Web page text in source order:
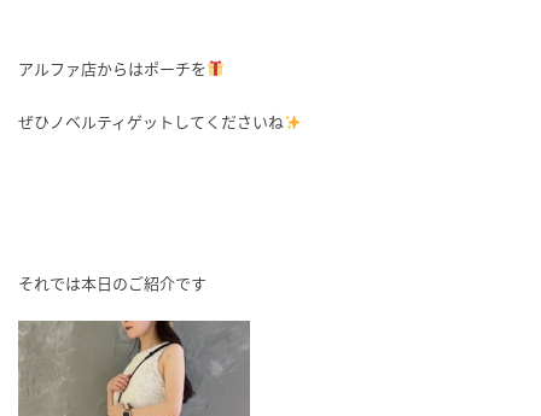
アルファ店からはポーチを
ぜひノベルティゲットしてくださいね
それでは本日のご紹介です